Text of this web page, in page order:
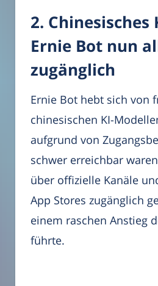
2. Chinesisches
Ernie Bot nun
zugänglich
Ernie Bot hebt sich von
chinesischen KI-
aufgrund von
schwer erreichbar
über offizielle Kanäle
App Stores zugänglich
einem raschen Anstieg
führte.